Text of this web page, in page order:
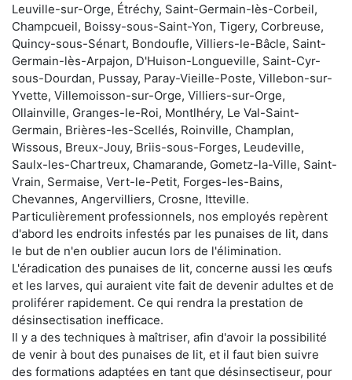
Leuville-sur-Orge, Étréchy, Saint-Germain-lès-Corbeil,
Champcueil, Boissy-sous-Saint-Yon, Tigery, Corbreuse,
Quincy-sous-Sénart, Bondoufle, Villiers-le-Bâcle, Saint-
Germain-lès-Arpajon, D'Huison-Longueville, Saint-Cyr-
sous-Dourdan, Pussay, Paray-Vieille-Poste, Villebon-sur-
Yvette, Villemoisson-sur-Orge, Villiers-sur-Orge,
Ollainville, Granges-le-Roi, Montlhéry, Le Val-Saint-
Germain, Brières-les-Scellés, Roinville, Champlan,
Wissous, Breux-Jouy, Briis-sous-Forges, Leudeville,
Saulx-les-Chartreux, Chamarande, Gometz-la-Ville, Saint-
Vrain, Sermaise, Vert-le-Petit, Forges-les-Bains,
Chevannes, Angervilliers, Crosne, Itteville.
Particulièrement professionnels, nos employés repèrent
d'abord les endroits infestés par les punaises de lit, dans
le but de n'en oublier aucun lors de l'élimination.
L'éradication des punaises de lit, concerne aussi les œufs
et les larves, qui auraient vite fait de devenir adultes et de
proliférer rapidement. Ce qui rendra la prestation de
désinsectisation inefficace.
Il y a des techniques à maîtriser, afin d'avoir la possibilité
de venir à bout des punaises de lit, et il faut bien suivre
des formations adaptées en tant que désinsectiseur, pour